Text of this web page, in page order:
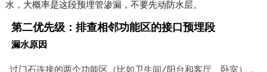
水，大概率是这段预埋管渗漏，不要先动防水层。
第二优先级：排查相邻功能区的接口预埋段
漏水原因